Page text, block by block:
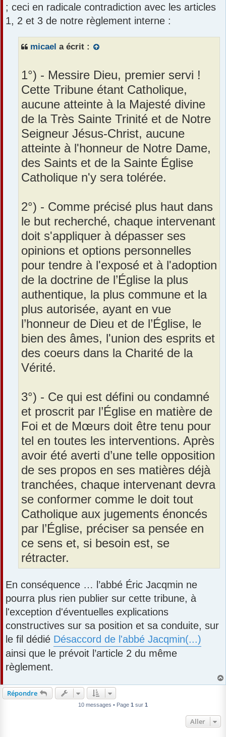
; ceci en radicale contradiction avec les articles
1, 2 et 3 de notre règlement interne :
micael a écrit :
1°) - Messire Dieu, premier servi !
Cette Tribune étant Catholique,
aucune atteinte à la Majesté divine
de la Très Sainte Trinité et de Notre
Seigneur Jésus-Christ, aucune
atteinte à l'honneur de Notre Dame,
des Saints et de la Sainte Église
Catholique n'y sera tolérée.
2°) - Comme précisé plus haut dans
le but recherché, chaque intervenant
doit s'appliquer à dépasser ses
opinions et options personnelles
pour tendre à l'exposé et à l'adoption
de la doctrine de l’Église la plus
authentique, la plus commune et la
plus autorisée, ayant en vue
l’honneur de Dieu et de l’Église, le
bien des âmes, l'union des esprits et
des coeurs dans la Charité de la
Vérité.
3°) - Ce qui est défini ou condamné
et proscrit par l’Église en matière de
Foi et de Mœurs doit être tenu pour
tel en toutes les interventions. Après
avoir été averti d’une telle opposition
de ses propos en ses matières déjà
tranchées, chaque intervenant devra
se conformer comme le doit tout
Catholique aux jugements énoncés
par l’Église, préciser sa pensée en
ce sens et, si besoin est, se
rétracter.
En conséquence … l’abbé Éric Jacqmin ne
pourra plus rien publier sur cette tribune, à
l'exception d'éventuelles explications
constructives sur sa position et sa conduite, sur
le fil dédié Désaccord de l'abbé Jacqmin(...)
ainsi que le prévoit l’article 2 du même
règlement.
Répondre
10 messages • Page 1 sur 1
Aller